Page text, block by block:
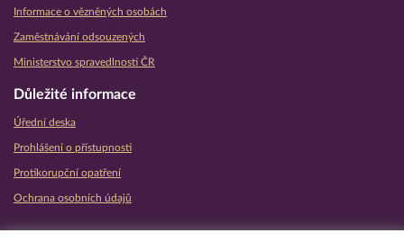
Informace o vězněných osobách
Zaměstnávání odsouzených
Ministerstvo spravedlnosti ČR
Důležité informace
Úřední deska
Prohlášení o přístupnosti
Protikorupční opatření
Ochrana osobních údajů